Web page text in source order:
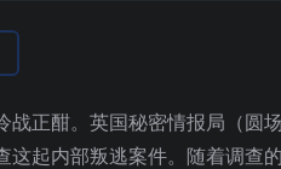
战正酣。英国秘密情报局（圆
这起内部叛逃案件。随着调